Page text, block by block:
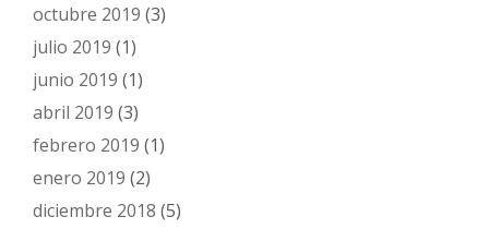
octubre 2019 (3)
julio 2019 (1)
junio 2019 (1)
abril 2019 (3)
febrero 2019 (1)
enero 2019 (2)
diciembre 2018 (5)